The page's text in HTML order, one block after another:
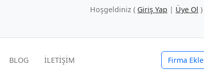
Hoşgeldiniz ( Giriş Yap | Üye Ol )
Firma Ekle
BLOG İLETİŞİM